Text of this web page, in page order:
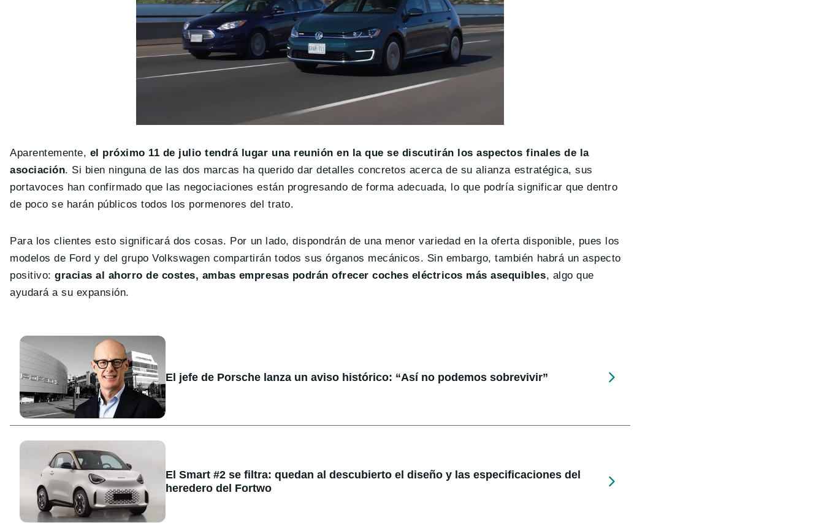
Aparentemente, el próximo 11 de julio tendrá lugar una reunión en la que se discutirán los aspectos finales de la
asociación. Si bien ninguna de las dos marcas ha querido dar detalles concretos acerca de su alianza estratégica, sus
portavoces han confirmado que las negociaciones están progresando de forma adecuada, lo que podría significar que dentro
de poco se harán públicos todos los pormenores del trato.
Para los clientes esto significará dos cosas. Por un lado, dispondrán de una menor variedad en la oferta disponible, pues los
modelos de Ford y del grupo Volkswagen compartirán todos sus órganos mecánicos. Sin embargo, también habrá un aspecto
positivo:gracias al ahorro de costes, ambas empresas podrán ofrecer coches eléctricos más asequibles, algo que
ayudará a su expansión.
El jefe de Porsche lanza un aviso histórico: “Así no podemos sobrevivir”
El Smart #2 se filtra: quedan al descubierto el diseño y las especificaciones del
heredero del Fortwo